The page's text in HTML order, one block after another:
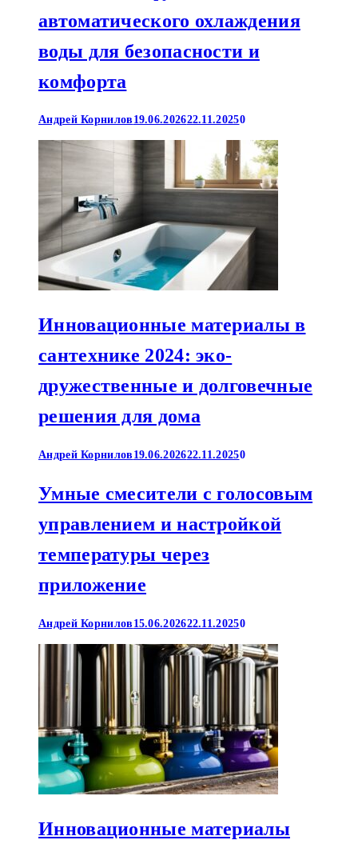
автоматического охлаждения
воды для безопасности и
комфорта
Андрей Корнилов 19.06.202622.11.20250
Инновационные материалы в
сантехнике 2024: эко-
дружественные и долговечные
решения для дома
Андрей Корнилов 19.06.202622.11.20250
Умные смесители с голосовым
управлением и настройкой
температуры через
приложение
Андрей Корнилов 15.06.202622.11.20250
Инновационные материалы